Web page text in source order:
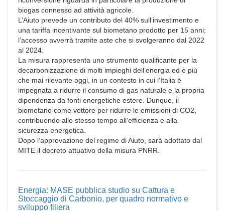
biogas connesso ad attività agricole.
L’Aiuto prevede un contributo del 40% sull’investimento e
una tariffa incentivante sul biometano prodotto per 15 anni;
l’accesso avverrà tramite aste che si svolgeranno dal 2022
al 2024.
La misura rappresenta uno strumento qualificante per la
decarbonizzazione di molti impieghi dell’energia ed è più
che mai rilevante oggi, in un contesto in cui l’Italia è
impegnata a ridurre il consumo di gas naturale e la propria
dipendenza da fonti energetiche estere. Dunque, il
biometano come vettore per ridurre le emissioni di CO2,
contribuendo allo stesso tempo all’efficienza e alla
sicurezza energetica.
Dopo l’approvazione del regime di Aiuto, sarà adottato dal
MITE il decreto attuativo della misura PNRR.
Energia: MASE pubblica studio su Cattura e
Stoccaggio di Carbonio, per quadro normativo e
sviluppo filiera